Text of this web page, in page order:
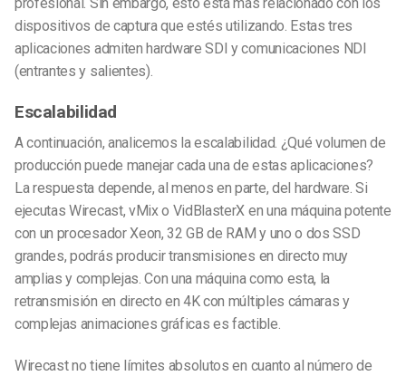
dispositivos de captura que estés utilizando. Estas tres
aplicaciones admiten hardware SDI y comunicaciones NDI
(entrantes y salientes).
Escalabilidad
A continuación, analicemos la escalabilidad. ¿Qué volumen de
producción puede manejar cada una de estas aplicaciones?
La respuesta depende, al menos en parte, del hardware. Si
ejecutas Wirecast, vMix o VidBlasterX en una máquina potente
con un procesador Xeon, 32 GB de RAM y uno o dos SSD
grandes, podrás producir transmisiones en directo muy
amplias y complejas. Con una máquina como esta, la
retransmisión en directo en 4K con múltiples cámaras y
complejas animaciones gráficas es factible.
Wirecast no tiene límites absolutos en cuanto al número de